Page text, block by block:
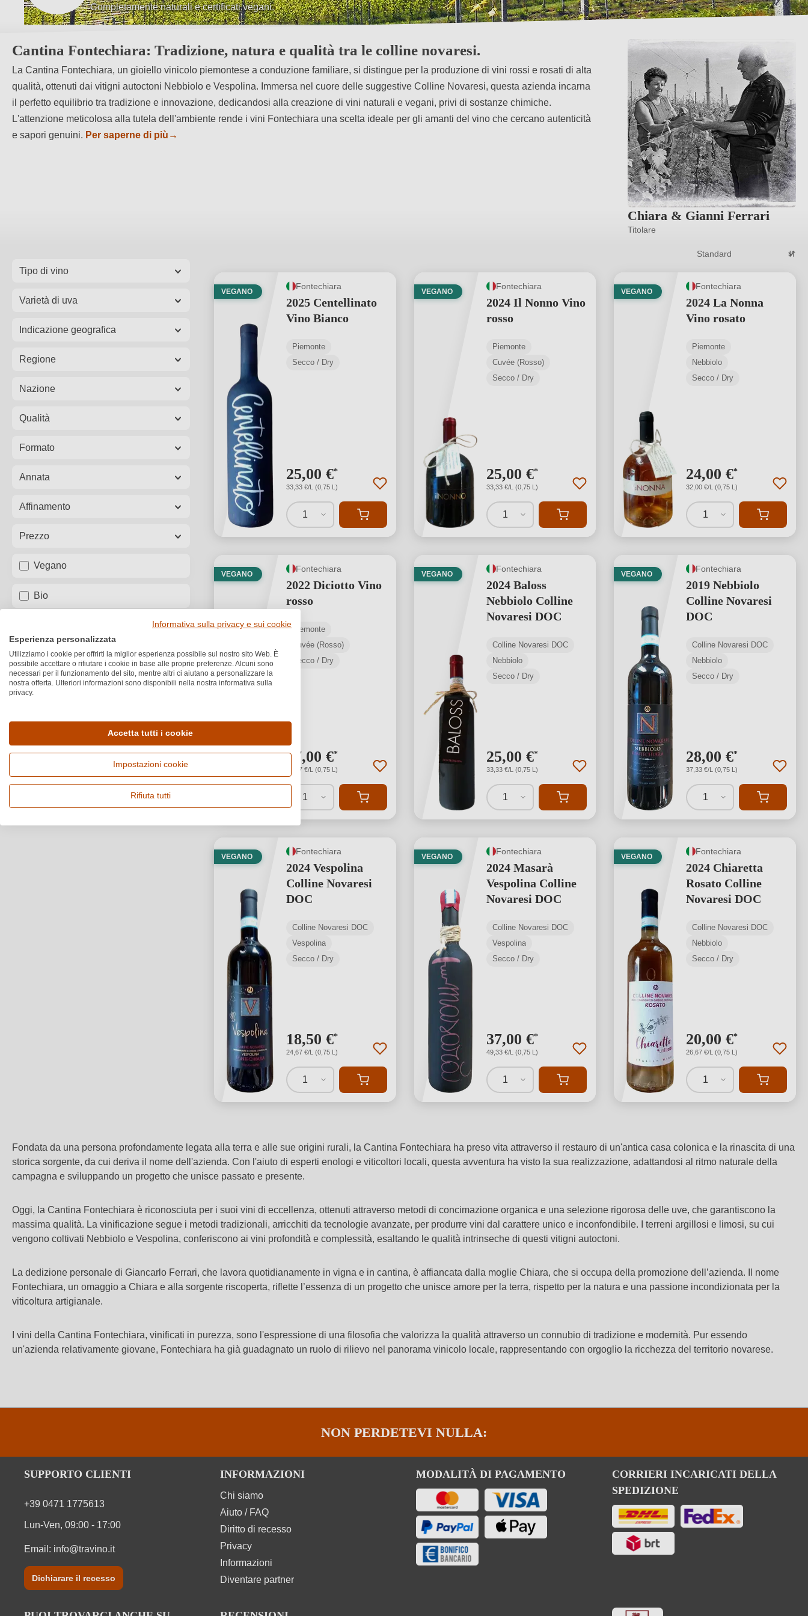
Completamente naturali e certificati vegani.
Vinificazione tradizionali con tecnologie avanzate.
Cantina Fontechiara: Tradizione, natura e qualità tra le colline novaresi.
La Cantina Fontechiara, un gioiello vinicolo piemontese a conduzione familiare, si distingue per la produzione di vini rossi e rosati di alta
qualità, ottenuti dai vitigni autoctoni Nebbiolo e Vespolina. Immersa nel cuore delle suggestive Colline Novaresi, questa azienda incarna
il perfetto equilibrio tra tradizione e innovazione, dedicandosi alla creazione di vini naturali e vegani, privi di sostanze chimiche.
L'attenzione meticolosa alla tutela dell'ambiente rende i vini Fontechiara una scelta ideale per gli amanti del vino che cercano autenticità
e sapori genuini. Per saperne di più →
Chiara & Gianni Ferrari
Titolare
Tipo di vino
Varietà di uva
Indicazione geografica
Regione
Nazione
Qualità
Formato
Annata
Affinamento
Prezzo
Vegano
Bio
VEGANO
Fontechiara
2025 Centellinato
Vino Bianco
Piemonte
Secco / Dry
25,00 €*
33,33 €/L (0,75 L)
1
VEGANO
Fontechiara
2024 Il Nonno Vino
rosso
Piemonte
Cuvée (Rosso)
Secco / Dry
25,00 €*
33,33 €/L (0,75 L)
1
VEGANO
Fontechiara
2024 La Nonna
Vino rosato
Piemonte
Nebbiolo
Secco / Dry
24,00 €*
32,00 €/L (0,75 L)
1
VEGANO
Fontechiara
2022 Diciotto Vino
rosso
Piemonte
Cuvée (Rosso)
Secco / Dry
47,00 €*
62,67 €/L (0,75 L)
1
VEGANO
Fontechiara
2024 Baloss
Nebbiolo Colline
Novaresi DOC
Colline Novaresi DOC
Nebbiolo
Secco / Dry
25,00 €*
33,33 €/L (0,75 L)
1
VEGANO
Fontechiara
2019 Nebbiolo
Colline Novaresi
DOC
Colline Novaresi DOC
Nebbiolo
Secco / Dry
28,00 €*
37,33 €/L (0,75 L)
1
VEGANO
Fontechiara
2024 Vespolina
Colline Novaresi
DOC
Colline Novaresi DOC
Vespolina
Secco / Dry
18,50 €*
24,67 €/L (0,75 L)
1
VEGANO
Fontechiara
2024 Masarà
Vespolina Colline
Novaresi DOC
Colline Novaresi DOC
Vespolina
Secco / Dry
37,00 €*
49,33 €/L (0,75 L)
1
VEGANO
Fontechiara
2024 Chiaretta
Rosato Colline
Novaresi DOC
Colline Novaresi DOC
Nebbiolo
Secco / Dry
20,00 €*
26,67 €/L (0,75 L)
1
Fondata da una persona profondamente legata alla terra e alle sue origini rurali, la Cantina Fontechiara ha preso vita attraverso il restauro di un'antica casa colonica e la rinascita di una
storica sorgente, da cui deriva il nome dell'azienda. Con l'aiuto di esperti enologi e viticoltori locali, questa avventura ha visto la sua realizzazione, adattandosi al ritmo naturale della
campagna e sviluppando un progetto che unisce passato e presente.
Oggi, la Cantina Fontechiara è riconosciuta per i suoi vini di eccellenza, ottenuti attraverso metodi di concimazione organica e una selezione rigorosa delle uve, che garantiscono la
massima qualità. La vinificazione segue i metodi tradizionali, arricchiti da tecnologie avanzate, per produrre vini dal carattere unico e inconfondibile. I terreni argillosi e limosi, su cui
vengono coltivati Nebbiolo e Vespolina, conferiscono ai vini profondità e complessità, esaltando le qualità intrinseche di questi vitigni autoctoni.
La dedizione personale di Giancarlo Ferrari, che lavora quotidianamente in vigna e in cantina, è affiancata dalla moglie Chiara, che si occupa della promozione dell’azienda. Il nome
Fontechiara, un omaggio a Chiara e alla sorgente riscoperta, riflette l’essenza di un progetto che unisce amore per la terra, rispetto per la natura e una passione incondizionata per la
viticoltura artigianale.
I vini della Cantina Fontechiara, vinificati in purezza, sono l'espressione di una filosofia che valorizza la qualità attraverso un connubio di tradizione e modernità. Pur essendo
un'azienda relativamente giovane, Fontechiara ha già guadagnato un ruolo di rilievo nel panorama vinicolo locale, rappresentando con orgoglio la ricchezza del territorio novarese.
NON PERDETEVI NULLA:
SUPPORTO CLIENTI
+39 0471 1775613
Lun-Ven, 09:00 - 17:00
Email: info@travino.it
Dichiarare il recesso
INFORMAZIONI
Chi siamo
Aiuto / FAQ
Diritto di recesso
Privacy
Informazioni
Diventare partner
MODALITÀ DI PAGAMENTO
CORRIERI INCARICATI DELLA
SPEDIZIONE
Informativa sulla privacy e sui cookie
Esperienza personalizzata
Utilizziamo i cookie per offrirti la miglior esperienza possibile sul nostro sito Web. È
possibile accettare o rifiutare i cookie in base alle proprie preferenze. Alcuni sono
necessari per il funzionamento del sito, mentre altri ci aiutano a personalizzare la
nostra offerta. Ulteriori informazioni sono disponibili nella nostra informativa sulla
privacy.
Accetta tutti i cookie
Impostazioni cookie
Rifiuta tutti